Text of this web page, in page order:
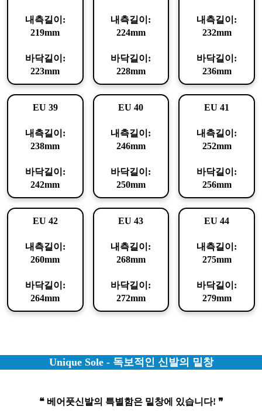
내측길이:
219mm
바닥길이:
223mm
내측길이:
224mm
바닥길이:
228mm
내측길이:
232mm
바닥길이:
236mm
EU 39
내측길이:
238mm
바닥길이:
242mm
EU 40
내측길이:
246mm
바닥길이:
250mm
EU 41
내측길이:
252mm
바닥길이:
256mm
EU 42
내측길이:
260mm
바닥길이:
264mm
EU 43
내측길이:
268mm
바닥길이:
272mm
EU 44
내측길이:
275mm
바닥길이:
279mm
Unique Sole - 독보적인 신발의 밑창
❝ 베어풋신발의 특별함은 밑창에 있습니다! ❞